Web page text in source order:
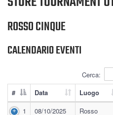
ROSSO CINQUE
CALENDARIO EVENTI
Cerca:
#
Data Luogo
1
08/10/2025
Rosso